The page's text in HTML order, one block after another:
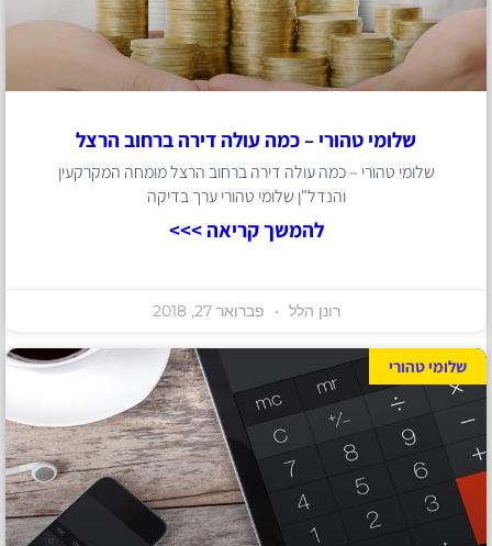
שלומי טהורי – כמה עולה דירה ברחוב הרצל
שלומי טהורי – כמה עולה דירה ברחוב הרצל מומחה המקרקעין
והנדל"ן שלומי טהורי ערך בדיקה
להמשך קריאה >>>
רונן הלל פברואר 27, 2018
שלומי טהורי